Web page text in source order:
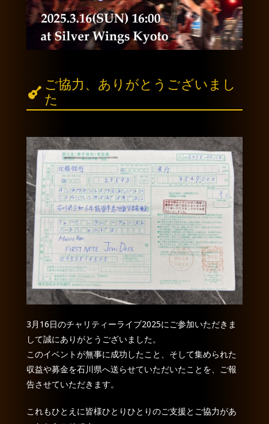
ご協力、ありがとうございまし
た
3月16日のチャリティーライブ2025にご参加いただきま
して誠にありがとうございました。
このイベントが無事に成功したこと、そして集められた
収益や募金を石川県へ送らせていただいたことを、ご報
告させていただきます。
これもひとえに皆様ひとりひとりのご支援とご協力があ